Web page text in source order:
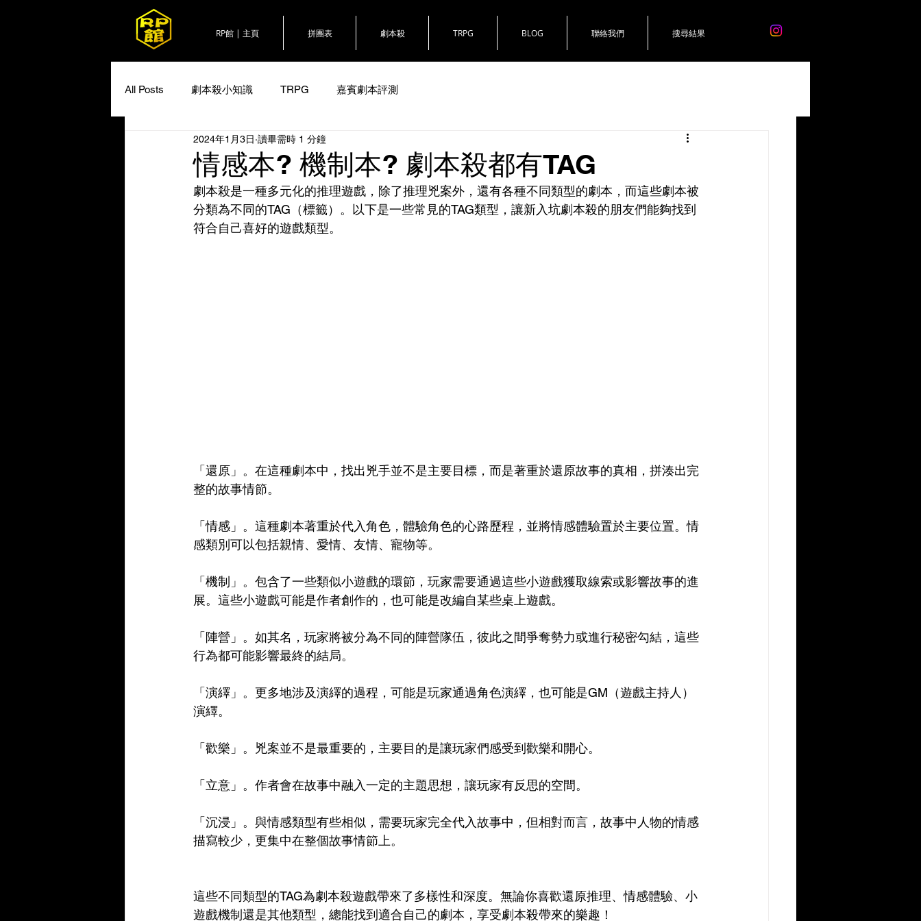
RP館 | 主頁 拼團表 劇本殺 TRPG BLOG 聯絡我們 搜尋結果
All Posts 劇本殺小知識 TRPG 嘉賓劇本評測
情感本? 機制本? 劇本殺都有TAG
2024年1月3日 讀畢需時 1 分鐘
劇本殺是一種多元化的推理遊戲，除了推理兇案外，還有各種不同類型的劇本，而這些劇本被
分類為不同的TAG（標籤）。以下是一些常見的TAG類型，讓新入坑劇本殺的朋友們能夠找到
符合自己喜好的遊戲類型。
「還原」。在這種劇本中，找出兇手並不是主要目標，而是著重於還原故事的真相，拼湊出完
整的故事情節。
「情感」。這種劇本著重於代入角色，體驗角色的心路歷程，並將情感體驗置於主要位置。情
感類別可以包括親情、愛情、友情、寵物等。
「機制」。包含了一些類似小遊戲的環節，玩家需要通過這些小遊戲獲取線索或影響故事的進
展。這些小遊戲可能是作者創作的，也可能是改編自某些桌上遊戲。
「陣營」。如其名，玩家將被分為不同的陣營隊伍，彼此之間爭奪勢力或進行秘密勾結，這些
行為都可能影響最終的結局。
「演繹」。更多地涉及演繹的過程，可能是玩家通過角色演繹，也可能是GM（遊戲主持人）
演繹。
「歡樂」。兇案並不是最重要的，主要目的是讓玩家們感受到歡樂和開心。
「立意」。作者會在故事中融入一定的主題思想，讓玩家有反思的空間。
「沉浸」。與情感類型有些相似，需要玩家完全代入故事中，但相對而言，故事中人物的情感
描寫較少，更集中在整個故事情節上。
這些不同類型的TAG為劇本殺遊戲帶來了多樣性和深度。無論你喜歡還原推理、情感體驗、小
遊戲機制還是其他類型，總能找到適合自己的劇本，享受劇本殺帶來的樂趣！